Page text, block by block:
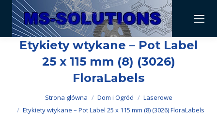
Etykiety wtykane – Pot Label
25 x 115 mm (8) (3026)
FloraLabels
Strona główna Dom i Ogród
Laserowe
Etykiety wtykane – Pot Label 25 x 115 mm (8) (3026) FloraLabels